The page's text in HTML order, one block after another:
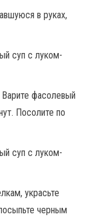
в руках,
фасолевый
Посолите по
украсьте
черным